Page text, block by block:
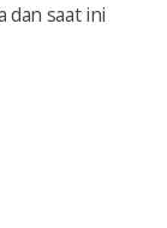
dan saat ini